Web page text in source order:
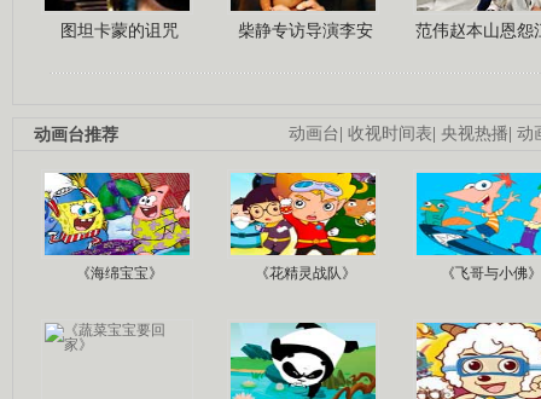
图坦卡蒙的诅咒 柴静专访导演李安 范伟赵本山恩怨
动画台| 收视时间表| 央视热播| 动
动画台推荐
《海绵宝宝》 《花精灵战队》 《飞哥与小佛》